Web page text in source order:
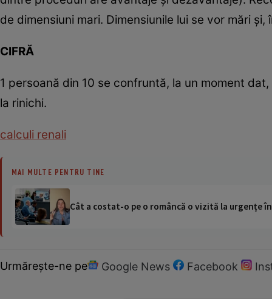
de dimensiuni mari. Dimensiunile lui se vor mări
CIFRĂ
1 persoană din 10 se confruntă, la un moment
la rinichi.
calculi renali
MAI MULTE PENTRU TINE
Cât a costat-o pe o româncă o vizită la urgențe
Urmărește-ne pe Google News Facebook